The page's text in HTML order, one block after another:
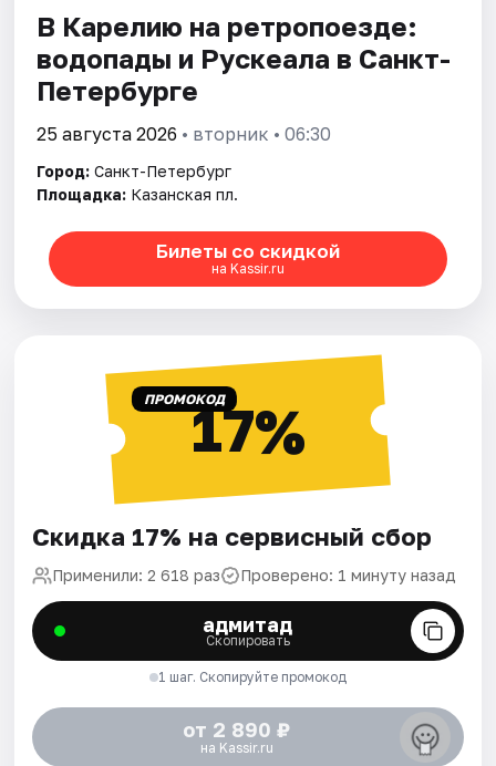
В Карелию на ретропоезде:
водопады и Рускеала в Санкт-
Петербурге
25 августа 2026 • вторник • 06:30
Город: Санкт-Петербург
Площадка: Казанская пл.
Билеты со скидкой
на Kassir.ru
ПРОМОКОД17%
Скидка 17% на сервисный сбор
Применили: 2 618 раз Проверено: 1 минуту назад
адмитад
Скопировать
1 шаг. Скопируйте промокод
от 2 890 ₽
на Kassir.ru